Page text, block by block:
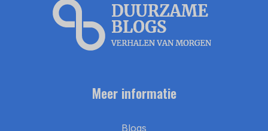
Meer informatie
Blogs